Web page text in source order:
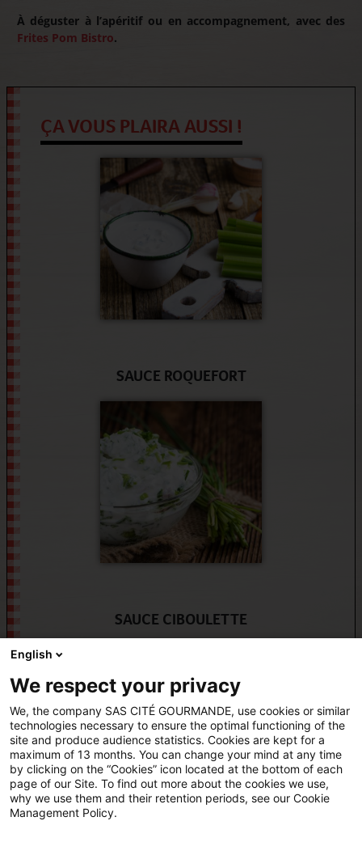
À déguster à l’apéritif ou en accompagnement, avec des
Frites Pom Bistro.
ÇA VOUS PLAIRA AUSSI !
SAUCE ROQUEFORT
SAUCE CIBOULETTE
Découvrez toutes nos recettes "À TOUTES LES
SAUCES"
pombistro pom_bistro
English
We respect your privacy
We, the company SAS CITÉ GOURMANDE, use cookies or similar
technologies necessary to ensure the optimal functioning of the
site and produce audience statistics. Cookies are kept for a
maximum of 13 months. You can change your mind at any time
by clicking on the “Cookies” icon located at the bottom of each
page of our Site. To find out more about the cookies we use,
why we use them and their retention periods, see our Cookie
Management Policy.